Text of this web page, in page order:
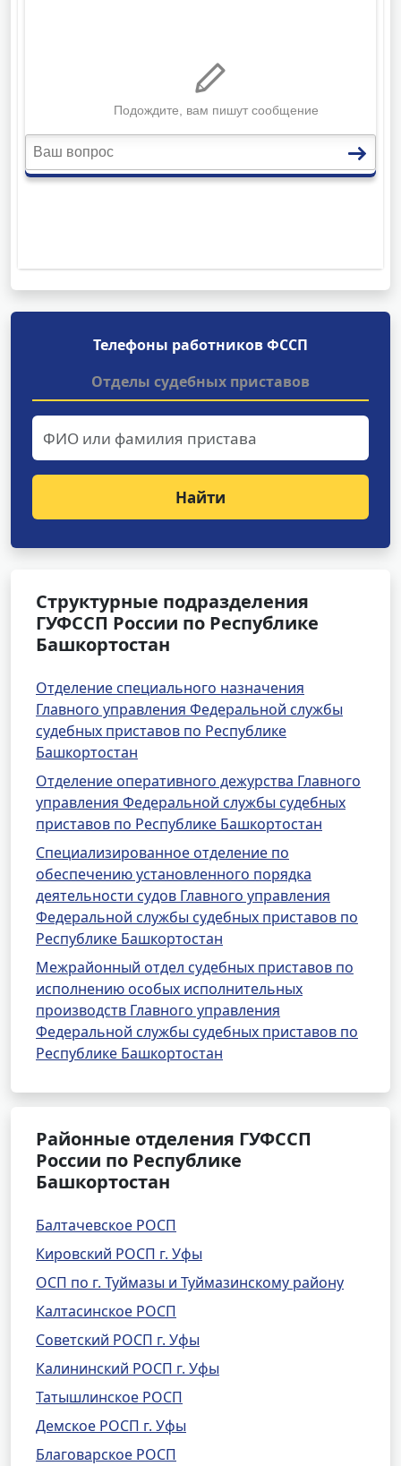
Телефоны работников ФССП
Отделы судебных приставов
Найти
Структурные подразделения
ГУФССП России по Республике
Башкортостан
Отделение специального назначения
Главного управления Федеральной службы
судебных приставов по Республике
Башкортостан
Отделение оперативного дежурства Главного
управления Федеральной службы судебных
приставов по Республике Башкортостан
Специализированное отделение по
обеспечению установленного порядка
деятельности судов Главного управления
Федеральной службы судебных приставов по
Республике Башкортостан
Межрайонный отдел судебных приставов по
исполнению особых исполнительных
производств Главного управления
Федеральной службы судебных приставов по
Республике Башкортостан
Районные отделения ГУФССП
России по Республике
Башкортостан
Балтачевское РОСП
Кировский РОСП г. Уфы
ОСП по г. Туймазы и Туймазинскому району
Калтасинское РОСП
Советский РОСП г. Уфы
Калининский РОСП г. Уфы
Татышлинское РОСП
Демское РОСП г. Уфы
Благоварское РОСП